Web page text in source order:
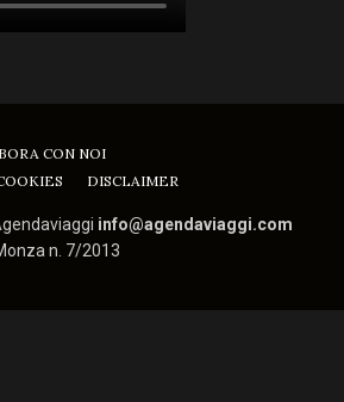
CON NOI
DISCLAIMER
info@agendaviaggi.com
n. 7/2013